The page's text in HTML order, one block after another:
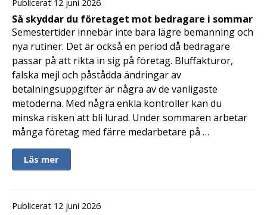
Publicerat 12 juni 2026
Så skyddar du företaget mot bedragare i sommar
Semestertider innebär inte bara lägre bemanning och
nya rutiner. Det är också en period då bedragare
passar på att rikta in sig på företag. Bluffakturor,
falska mejl och påstådda ändringar av
betalningsuppgifter är några av de vanligaste
metoderna. Med några enkla kontroller kan du
minska risken att bli lurad. Under sommaren arbetar
många företag med färre medarbetare på …
Läs mer
Publicerat 12 juni 2026